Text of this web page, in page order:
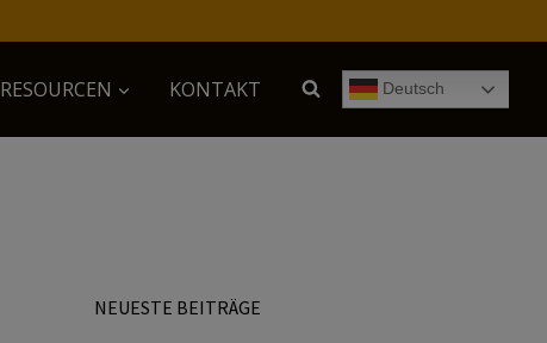
RESOURCEN KONTAKT Deutsch
NEUESTE BEITRÄGE